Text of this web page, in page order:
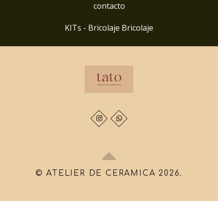
contacto
KITs - Bricolaje Bricolaje
© ATELIER DE CERAMICA 2026.